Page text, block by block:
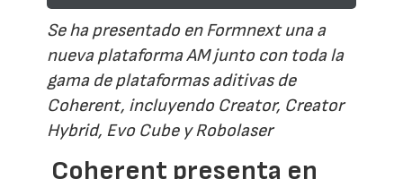
Se ha presentado en Formnext una a
nueva plataforma AM junto con toda la
gama de plataformas aditivas de
Coherent, incluyendo Creator, Creator
Hybrid, Evo Cube y Robolaser
Coherent presenta en